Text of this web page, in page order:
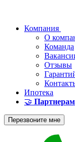
Компания
О
Команда
Отзывы
Ипотека
🤝 Партнерам
Перезвоните мне